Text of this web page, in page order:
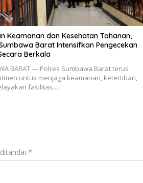
Keamanan dan Kesehatan Tahanan,
Barat Intensifkan Pengecekan
Berkala
BARAT — Polres Sumbawa Barat terus
untuk menjaga keamanan, ketertiban,
fasilitas…
*